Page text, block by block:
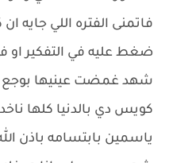
فاتمنى الفتره اللي جايه
ضغط عليه في التفكير او
شهد غمضت عينيها بوجع
كويس دي بالدنيا كلها
ياسمين بابتسامه باذن